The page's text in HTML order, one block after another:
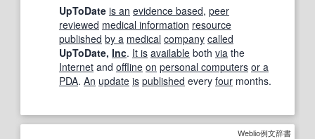
UpToDate is an evidence based, peer
reviewed medical information resource
published by a medical company called
UpToDate, Inc. It is available both via the
Internet and offline on personal computers or a
PDA. An update is published every four months.
Weblio例文辞書